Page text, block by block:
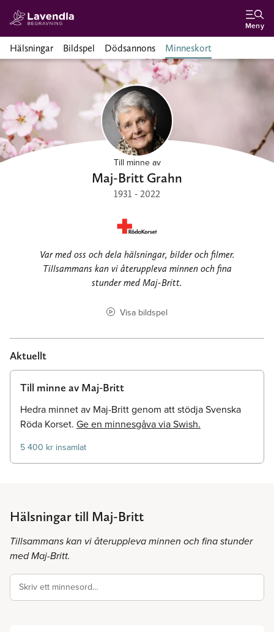
Meny
Hälsningar Bildspel Dödsannons Minneskort
Till minne av
Maj-Britt Grahn
1931 - 2022
Var med oss och dela hälsningar, bilder och filmer.
Tillsammans kan vi återuppleva minnen och fina
stunder med Maj-Britt.
Visa bildspel
Aktuellt
Till minne av Maj-Britt
Hedra minnet av Maj-Britt genom att stödja Svenska
Röda Korset. Ge en minnesgåva via Swish.
5 400 kr insamlat
Hälsningar till Maj-Britt
Tillsammans kan vi återuppleva minnen och fina stunder
med Maj-Britt.
Skriv ett minnesord…